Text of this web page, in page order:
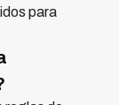
para